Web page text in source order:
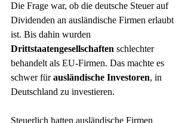
Die Frage war, ob die deutsche Steuer auf
Dividenden an ausländische Firmen erlaubt
ist. Bis dahin wurden
Drittstaatengesellschaften schlechter
behandelt als EU-Firmen. Das machte es
schwer für ausländische Investoren, in
Deutschland zu investieren.
Steuerlich hatten ausländische Firmen